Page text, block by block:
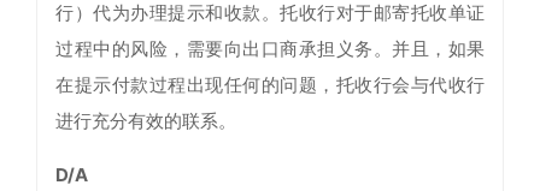
行）代为办理提示和收款。托收行对于邮寄托收单证
过程中的风险，需要向出口商承担义务。并且，如果
在提示付款过程出现任何的问题，托收行会与代收行
进行充分有效的联系。
D/A